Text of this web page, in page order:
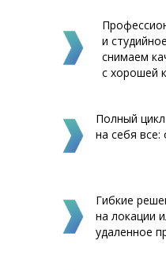
Получить КП
и
снимаем
с хорошей
Полный
на себя все:
Гибкие
на локации
удаленное